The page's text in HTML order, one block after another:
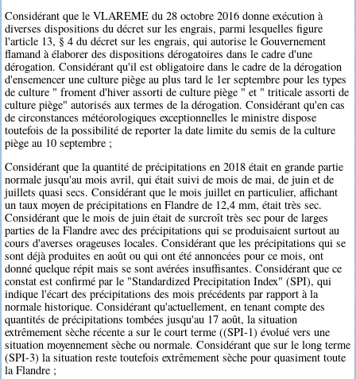
Considérant que le VLAREME du 28 octobre 2016 donne exécution à
diverses dispositions du décret sur les engrais, parmi lesquelles figure
l'article 13, § 4 du décret sur les engrais, qui autorise le Gouvernement
flamand à élaborer des dispositions dérogatoires dans le cadre d'une
dérogation. Considérant qu'il est obligatoire dans le cadre de la dérogation
d'ensemencer une culture piège au plus tard le 1er septembre pour les types
de culture " froment d'hiver assorti de culture piège " et " triticale assorti de
culture piège" autorisés aux termes de la dérogation. Considérant qu'en cas
de circonstances météorologiques exceptionnelles le ministre dispose
toutefois de la possibilité de reporter la date limite du semis de la culture
piège au 10 septembre ;
Considérant que la quantité de précipitations en 2018 était en grande partie
normale jusqu'au mois avril, qui était suivi de mois de mai, de juin et de
juillets quasi secs. Considérant que le mois juillet en particulier, affichant
un taux moyen de précipitations en Flandre de 12,4 mm, était très sec.
Considérant que le mois de juin était de surcroît très sec pour de larges
parties de la Flandre avec des précipitations qui se produisaient surtout au
cours d'averses orageuses locales. Considérant que les précipitations qui se
sont déjà produites en août ou qui ont été annoncées pour ce mois, ont
donné quelque répit mais se sont avérées insuffisantes. Considérant que ce
constat est confirmé par le "Standardized Precipitation Index" (SPI), qui
indique l'écart des précipitations des mois précédents par rapport à la
normale historique. Considérant qu'actuellement, en tenant compte des
quantités de précipitations tombées jusqu'au 17 août, la situation
extrêmement sèche récente a sur le court terme ((SPI-1) évolué vers une
situation moyennement sèche ou normale. Considérant que sur le long terme
(SPI-3) la situation reste toutefois extrêmement sèche pour quasiment toute
la Flandre ;